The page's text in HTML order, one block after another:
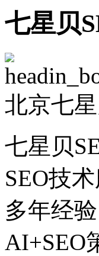
七星贝
北京七
七星贝
SEO技
多年经
AI+SEO